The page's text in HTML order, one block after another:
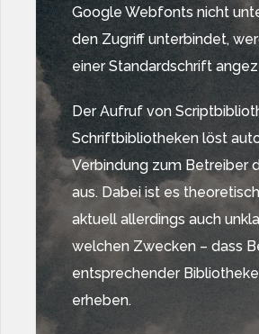
Google Webfonts nicht
den Zugriff unterbindet,
einer Standardschrift
Der Aufruf von
Schriftbibliotheken löst
Verbindung zum Betreiber
aus. Dabei ist es
aktuell allerdings auch
welchen Zwecken – dass
entsprechender
erheben.